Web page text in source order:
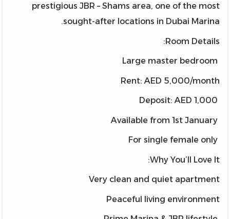
prestigious JBR – Shams area, one of the most
sought-after locations in Dubai Marina.
Room Details:
Rent: AED 5,000/month
Why You’ll Love It:
Very clean and quiet apartment
Peaceful living environment